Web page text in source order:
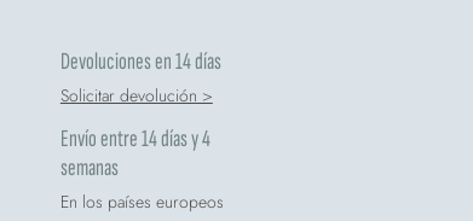
Devoluciones en 14 días
Solicitar devolución >
Envío entre 14 días y 4
semanas
En los países europeos